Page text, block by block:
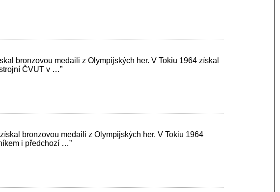
bronzovou medaili z Olympijských her. V Tokiu 1964 získal
ČVUT v …”
bronzovou medaili z Olympijských her. V Tokiu 1964
i předchozí …”